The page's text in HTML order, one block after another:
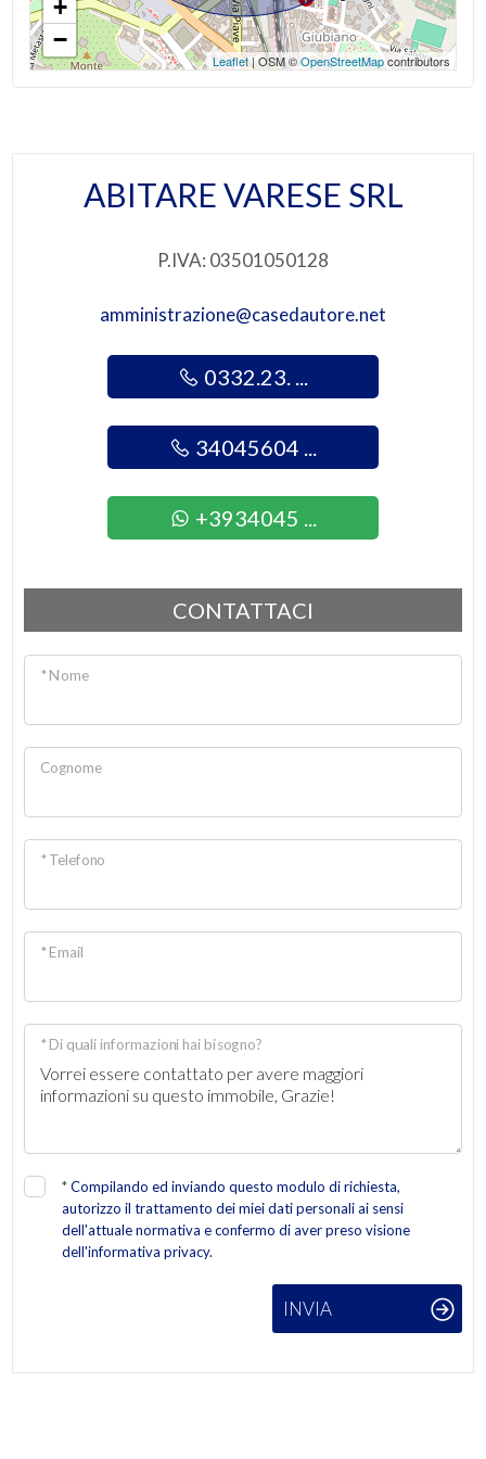
+
−
Leaflet| OSM ©OpenStreetMapcontributors
ABITARE VARESE SRL
P.IVA: 03501050128
amministrazione@casedautore.net
0332.23. ...
34045604 ...
+3934045 ...
CONTATTACI
* Nome
Cognome
* Telefono
* Email
* Di quali informazioni hai bisogno?
*Compilando ed inviando questo modulo di richiesta,
autorizzo il trattamento dei miei dati personali ai sensi
dell'attuale normativa e confermo di aver preso visione
dell'informativa privacy.
INVIA